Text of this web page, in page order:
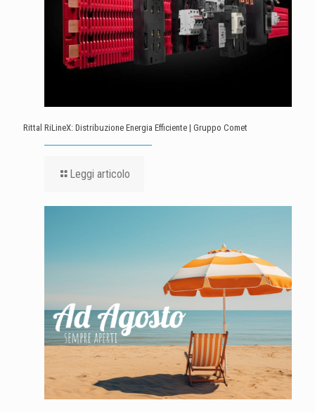
Rittal RiLineX: Distribuzione Energia Efficiente | Gruppo Comet
Leggi articolo